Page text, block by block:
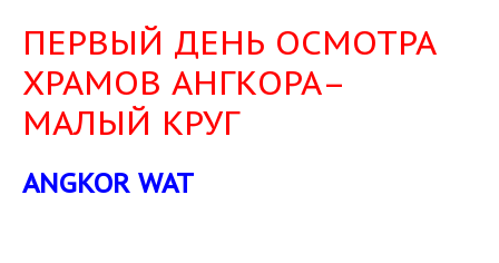
ПЕРВЫЙ ДЕНЬ ОСМОТРА
ХРАМОВ АНГКОРА–
МАЛЫЙ КРУГ
ANGKOR WAT